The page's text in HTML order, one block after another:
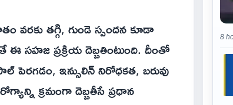
తగ్గి, గుండె స్పందన కూడా
ఈ సహజ ప్రక్రియ దెబ్బతింటుంది. దీంతో
పెరగడం, ఇన్సులిన్ నిరోధకత, బరువు
క్రమంగా దెబ్బతీసే ప్రధాన
8